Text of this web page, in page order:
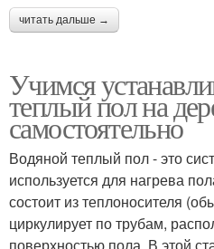
читать дальше →
Учимся
теплый пол на
самостоятельно
Водяной теплый пол - это
используется для нагрева
состоит из теплоносителя
циркулирует по трубам,